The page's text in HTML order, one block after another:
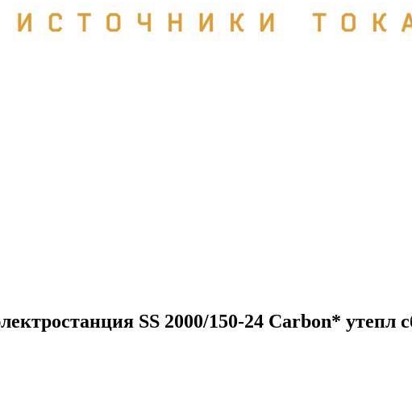
SS 2000/150-24 Carbon* утепл